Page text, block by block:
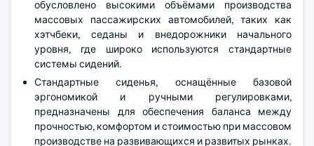
обусловлено высокими объёмами производства
массовых пассажирских автомобилей, таких как
хэтчбеки, седаны и внедорожники начального
уровня, где широко используются стандартные
системы сидений.
Стандартные сиденья, оснащённые базовой
эргономикой и ручными регулировками,
предназначены для обеспечения баланса между
прочностью, комфортом и стоимостью при массовом
производстве на развивающихся и развитых рынках.